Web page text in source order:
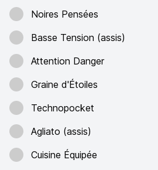
Noires Pensées
Basse Tension (assis)
Attention Danger
Graine d'Étoiles
Technopocket
Agliato (assis)
Cuisine Équipée